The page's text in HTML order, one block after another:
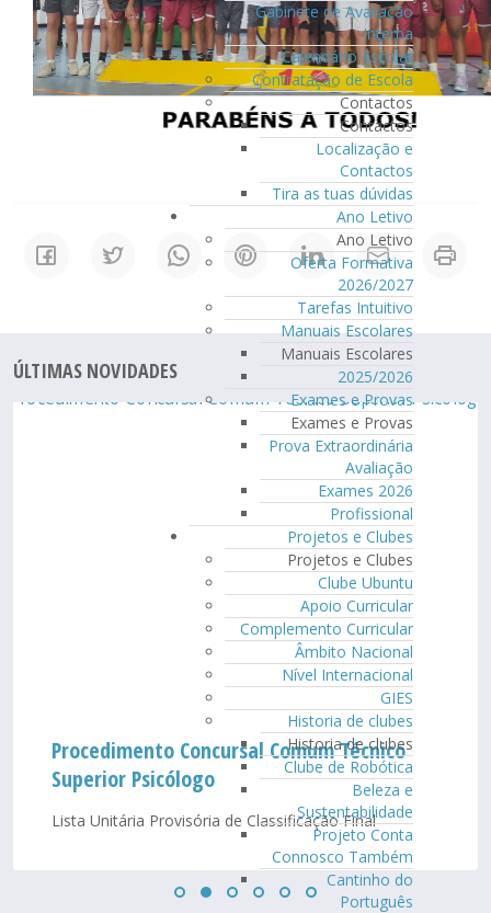
Gabinete de Avaliação
Interna
Calendário Escolar
Contratação de Escola
Contactos
Contactos
Localização e
Contactos
Tira as tuas dúvidas
Ano Letivo
Ano Letivo
Oferta Formativa
2026/2027
Tarefas Intuitivo
Manuais Escolares
Manuais Escolares
2025/2026
Exames e Provas
Exames e Provas
Prova Extraordinária
Avaliação
Exames 2026
Profissional
Projetos e Clubes
Projetos e Clubes
Clube Ubuntu
Apoio Curricular
Complemento Curricular
Âmbito Nacional
Nível Internacional
GIES
Historia de clubes
Historia de clubes
Clube de Robótica
Beleza e
Sustentabilidade
Projeto Conta
Connosco Também
Cantinho do
Português
ÚLTIMAS NOVIDADES
Procedimento Concursal Comum Técnico
Superior Psicólogo
Lista Unitária Provisória de Classificação Final